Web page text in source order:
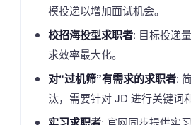
模投递以增加面试机会。
校招海投型求职者: 目标投递
求效率最大化。
对“过机筛”有需求的求职者:
汰，需要针对 JD 进行关键词